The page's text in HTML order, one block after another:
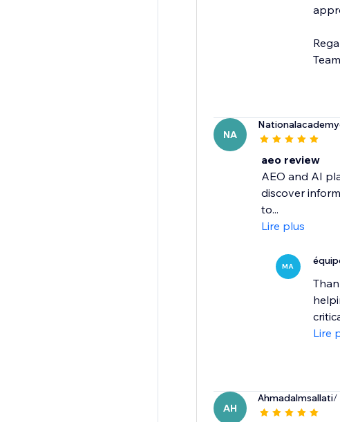
NA
aeo review
AEO and AI
discover
to...
Lire plus
MA
Lire
AH
Ahmadalmsallati/